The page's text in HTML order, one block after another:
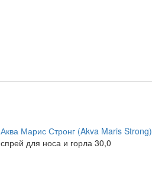
Аква Марис Стронг (Akva Maris Strong)
спрей для носа и горла 30,0